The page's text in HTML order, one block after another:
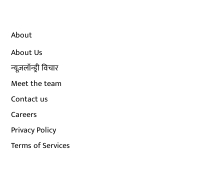
About
About Us
न्यूज़लॉन्ड्री विचार
Meet the team
Contact us
Careers
Privacy Policy
Terms of Services